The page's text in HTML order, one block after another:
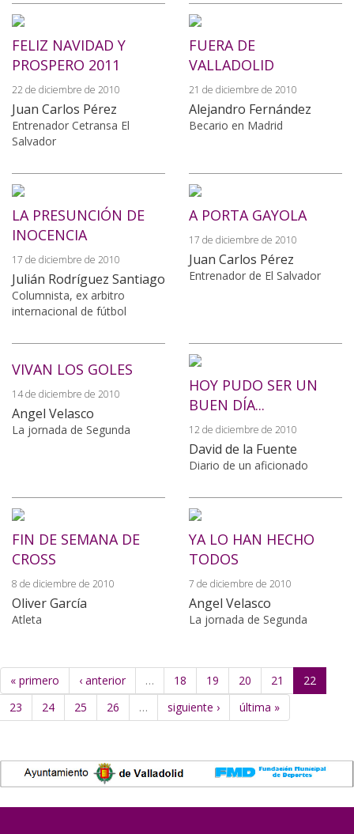
FELIZ NAVIDAD Y
PROSPERO 2011
22 de diciembre de 2010
Juan Carlos Pérez
Entrenador Cetransa El
Salvador
FUERA DE
VALLADOLID
21 de diciembre de 2010
Alejandro Fernández
Becario en Madrid
LA PRESUNCIÓN DE
INOCENCIA
17 de diciembre de 2010
Julián Rodríguez Santiago
Columnista, ex arbitro
internacional de fútbol
A PORTA GAYOLA
17 de diciembre de 2010
Juan Carlos Pérez
Entrenador de El Salvador
VIVAN LOS GOLES
14 de diciembre de 2010
Angel Velasco
La jornada de Segunda
HOY PUDO SER UN
BUEN DÍA...
12 de diciembre de 2010
David de la Fuente
Diario de un aficionado
FIN DE SEMANA DE
CROSS
8 de diciembre de 2010
Oliver García
Atleta
YA LO HAN HECHO
TODOS
7 de diciembre de 2010
Angel Velasco
La jornada de Segunda
« primero ‹ anterior … 18 19 20 21
22
23
24 25 26 … siguiente › última »